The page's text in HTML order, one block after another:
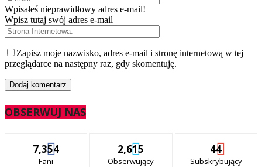
Wpisałeś nieprawidłowy adres e-mail!
Wpisz tutaj swój adres e-mail
Zapisz moje nazwisko, adres e-mail i stronę internetową w tej
przeglądarce na następny raz, gdy skomentuję.
OBSERWUJ NAS
7,354
Fani
2,615
Obserwujący
44
Subskrybujący